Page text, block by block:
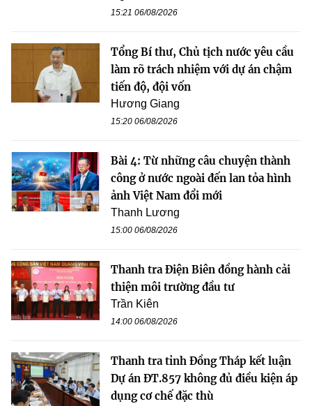
15:21 06/08/2026
Tổng Bí thư, Chủ tịch nước yêu cầu
làm rõ trách nhiệm với dự án chậm
tiến độ, đội vốn
Hương Giang
15:20 06/08/2026
Bài 4: Từ những câu chuyện thành
công ở nước ngoài đến lan tỏa hình
ảnh Việt Nam đổi mới
Thanh Lương
15:00 06/08/2026
Thanh tra Điện Biên đồng hành cải
thiện môi trường đầu tư
Trần Kiên
14:00 06/08/2026
Thanh tra tỉnh Đồng Tháp kết luận
Dự án ĐT.857 không đủ điều kiện áp
dụng cơ chế đặc thù